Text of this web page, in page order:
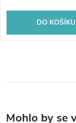
DO KOŠÍKU